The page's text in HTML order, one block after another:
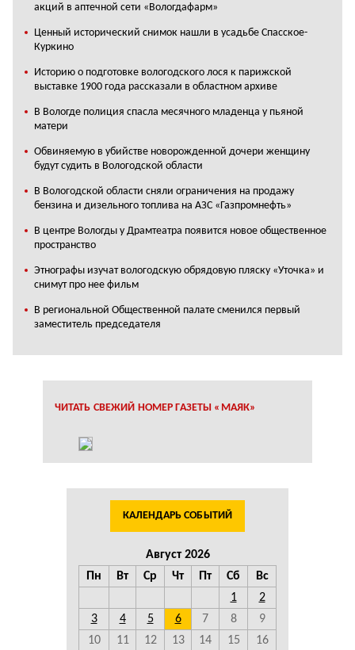
акций в аптечной сети «Вологдафарм»
Ценный исторический снимок нашли в усадьбе Спасское-
Куркино
Историю о подготовке вологодского лося к парижской
выставке 1900 года рассказали в областном архиве
В Вологде полиция спасла месячного младенца у пьяной
матери
Обвиняемую в убийстве новорожденной дочери женщину
будут судить в Вологодской области
В Вологодской области сняли ограничения на продажу
бензина и дизельного топлива на АЗС «Газпромнефть»
В центре Вологды у Драмтеатра появится новое общественное
пространство
Этнографы изучат вологодскую обрядовую пляску «Уточка» и
снимут про нее фильм
В региональной Общественной палате сменился первый
заместитель председателя
ЧИТАТЬ СВЕЖИЙ НОМЕР ГАЗЕТЫ «МАЯК»
КАЛЕНДАРЬ СОБЫТИЙ
Август 2026
Пн
Вт Ср Чт Пт Сб
Вс
1
2
3
4 5 6 7 8
9
10
11 12 13 14 15 16